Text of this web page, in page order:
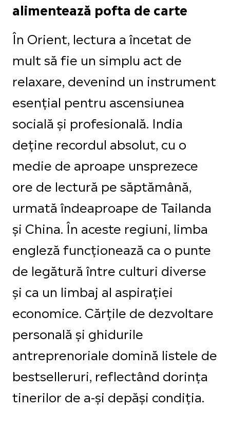
alimentează pofta de carte
În Orient, lectura a încetat de
mult să fie un simplu act de
relaxare, devenind un instrument
esențial pentru ascensiunea
socială și profesională. India
deține recordul absolut, cu o
medie de aproape unsprezece
ore de lectură pe săptămână,
urmată îndeaproape de Tailanda
și China. În aceste regiuni, limba
engleză funcționează ca o punte
de legătură între culturi diverse
și ca un limbaj al aspirației
economice. Cărțile de dezvoltare
personală și ghidurile
antreprenoriale domină listele de
bestselleruri, reflectând dorința
tinerilor de a-și depăși condiția.